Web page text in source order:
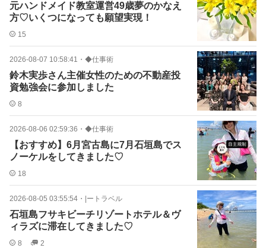
元ハンドメイド教室運営49歳夢のかなえ
方♡いくつになっても願望実現！
15
2026-08-07 10:58:41 ・ ◆仕事術
鈴木実歩さん主催女性のための不動産投
資勉強会に参加しました
8
2026-08-06 02:59:36 ・ ◆仕事術
【おすすめ】6月宮古島に7月石垣島でス
ノーケルをしてきました♡
18
2026-08-05 03:55:54 ・ |ートラベル
石垣島フサキビーチリゾートホテル＆ヴ
ィラズに滞在してきました♡
8 2